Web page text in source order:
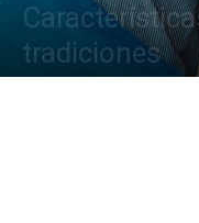
tradiciones